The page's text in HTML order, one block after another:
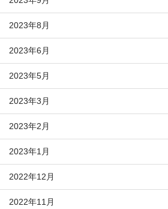
2023年8月
2023年6月
2023年5月
2023年3月
2023年2月
2023年1月
2022年12月
2022年11月